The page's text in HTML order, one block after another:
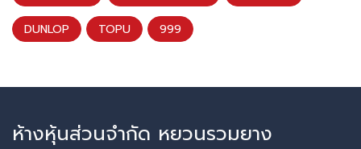
DUNLOP TOPU 999
ห้างหุ้นส่วนจำกัด หยวนรวมยาง